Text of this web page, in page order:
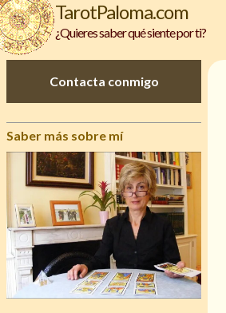
TarotPaloma.com
¿Quieres saber qué siente por ti?
Contacta conmigo
Saber más sobre mí